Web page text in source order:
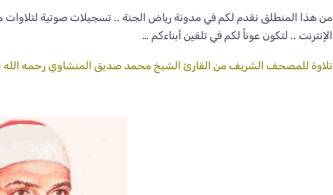
من هذا المنطلق نقدم لكم في مدونة رياض الجنة .. تسجيلات صوتية لتلاوات
الإنترنت .. لتكون عوناً لكم في تلقين أبناءكم …
تلاوة للمصحف الشريف من القارئ الشيخ محمد صديق المنشاوي رحمه